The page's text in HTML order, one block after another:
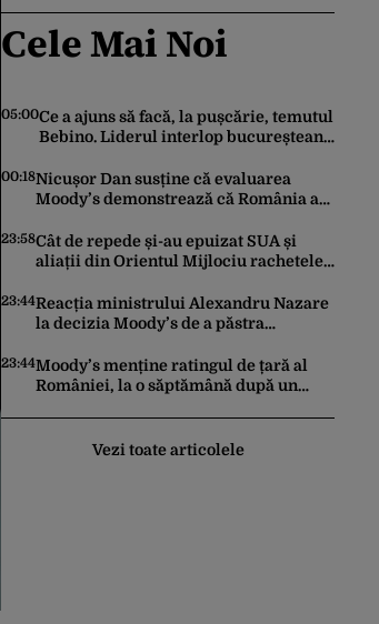
Cele Mai Noi
05:00Ce a ajuns să facă, la pușcărie, temutul
Bebino. Liderul interlop bucureștean,
00:18Nicușor Dan susține că evaluarea
Moody’s demonstrează că România a
încrederea investitorilor: „Totuși,
perspectiva rămâne rezervată”
23:58Cât de repede și-au epuizat SUA și
aliații din Orientul Mijlociu rachetele
23:44Reacția ministrului Alexandru Nazare
la decizia Moody’s de a păstra
„Este un răgaz, dar în niciun caz un
motiv de relaxare”
23:44Moody’s menține ratingul de țară al
României, la o săptămână după un
principala vulnerabilitate din raport
Vezi toate articolele